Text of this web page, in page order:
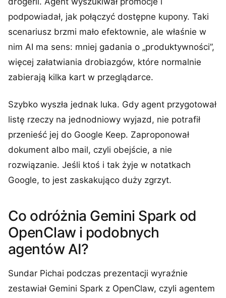
podpowiadał, jak połączyć dostępne kupony. Taki
scenariusz brzmi mało efektownie, ale właśnie w
nim AI ma sens: mniej gadania o „produktywności”,
więcej załatwiania drobiazgów, które normalnie
zabierają kilka kart w przeglądarce.
Szybko wyszła jednak luka. Gdy agent przygotował
listę rzeczy na jednodniowy wyjazd, nie potrafił
przenieść jej do Google Keep. Zaproponował
dokument albo mail, czyli obejście, a nie
rozwiązanie. Jeśli ktoś i tak żyje w notatkach
Google, to jest zaskakująco duży zgrzyt.
Co odróżnia Gemini Spark od
OpenClaw i podobnych
agentów AI?
Sundar Pichai podczas prezentacji wyraźnie
zestawiał Gemini Spark z OpenClaw, czyli agentem